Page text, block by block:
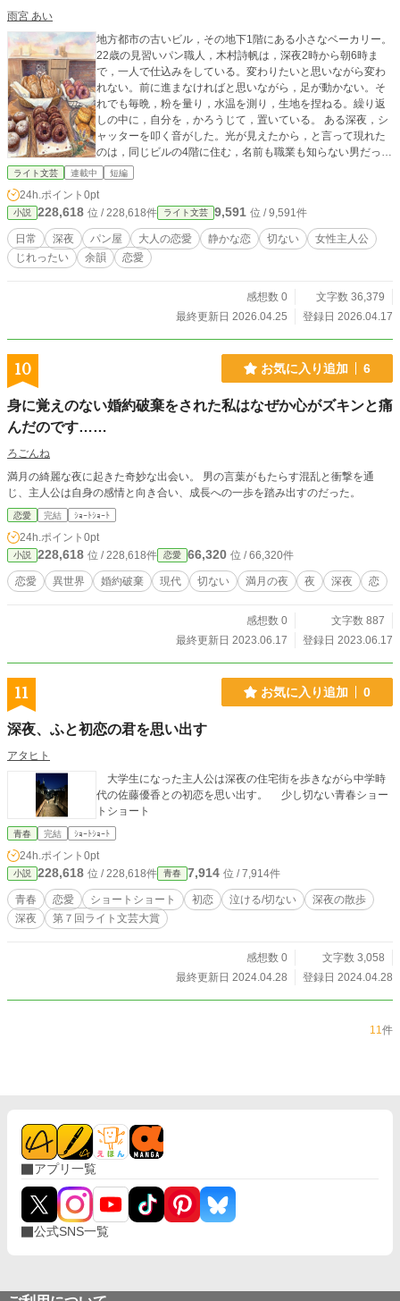
雨宮 あい
地方都市の古いビル，その地下1階にある小さなベーカリー。
22歳の見習いパン職人，木村詩帆は，深夜2時から朝6時ま
で，一人で仕込みをしている。変わりたいと思いながら変わ
れない。前に進まなければと思いながら，足が動かない。そ
れでも毎晩，粉を量り，水温を測り，生地を捏ねる。繰り返
しの中に，自分を，かろうじて，置いている。 ある深夜，シ
ャッターを叩く音がした。光が見えたから，と言って現れた
のは，同じビルの4階に住む，名前も職業も知らない男だっ
た。眠れない夜に外を歩いていると，この地下の光が見え
けのことだった。 それから，彼は週に3度，深夜に来るよう
になる。パンを買う。少しだけ言葉を交わす。また来る。た
だ，それだけのことが繰り返された。でも詩帆の手は，彼が
来る夜と来ない夜で，仕込みのリズムを変えていた。身体
が，頭より先に，何かを知っていた。 包帯を巻いた夜があっ
にコーヒーカップが2つ並んだ夜があった。深夜の厨房で，2
人は話した。何について話したか，後から思い出せない。声
のどの奥で，静かに，発音した。 2人の関係には，最後ま
で，名前がつかない。恋なのか，習慣なのか，それとも別の
も詩帆は今夜も，ブリオッシュに丸印をつける。1つ，取って
身体が，それでも夜の中を歩く。その事実を，この物語は，
裁かずに，ただ，描く。
ライト文芸 連載中 短編
24h.ポイント 0pt
小説 228,618 位 / 228,618件 ライト文芸 9,591 位 / 9,591件
日常 深夜 パン屋 大人の恋愛 静かな恋 切ない
女性主人公
じれったい
余韻 恋愛
感想数 0
文字数 36,379
最終更新日 2026.04.25
登録日 2026.04.17
10 お気に入り追加 6
身に覚えのない婚約破棄をされた私はなぜか心がズキンと痛
んだのです……
ろごんね
満月の綺麗な夜に起きた奇妙な出会い。 男の言葉がもたらす混乱と衝撃を通
じ、主人公は自身の感情と向き合い、成長への一歩を踏み出すのだった。
恋愛 完結 ｼｮｰﾄｼｮｰﾄ
24h.ポイント 0pt
小説 228,618 位 / 228,618件 恋愛 66,320 位 / 66,320件
恋愛 異世界 婚約破棄 現代 切ない 満月の夜 夜 深夜 恋
感想数 0
文字数 887
最終更新日 2023.06.17
登録日 2023.06.17
11 お気に入り追加 0
深夜、ふと初恋の君を思い出す
アタヒト
大学生になった主人公は深夜の住宅街を歩きながら中学時
代の佐藤優香との初恋を思い出す。 少し切ない青春ショー
トショート
青春 完結 ｼｮｰﾄｼｮｰﾄ
24h.ポイント 0pt
小説 228,618 位 / 228,618件 青春 7,914 位 / 7,914件
青春 恋愛 ショートショート 初恋 泣ける/切ない
深夜の散歩
深夜
第７回ライト文芸大賞
感想数 0
文字数 3,058
最終更新日 2024.04.28
登録日 2024.04.28
11件
アプリ一覧
公式SNS一覧